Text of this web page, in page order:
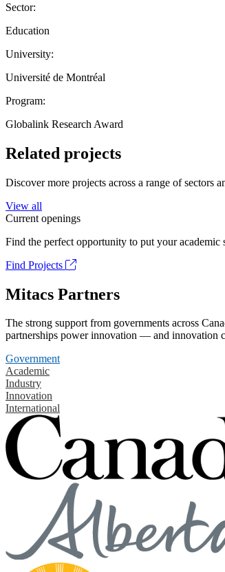
Sector:
Education
University:
Université de Montréal
Program:
Globalink Research Award
Related projects
Discover more projects across a range of
View all
Current openings
Find the perfect opportunity to put your
Find Projects
Mitacs Partners
The strong support from governments across
partnerships power innovation — and innovation
Government
Academic
Industry
Innovation
International